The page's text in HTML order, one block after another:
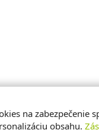
na zabezpečenie
obsahu.